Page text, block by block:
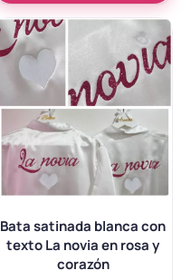
Bata satinada blanca con
texto La novia en rosa y
corazón